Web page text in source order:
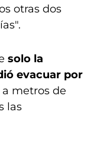
otras dos
solo la
evacuar por
metros de
las